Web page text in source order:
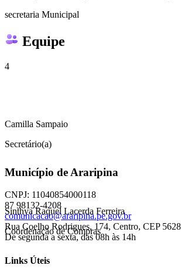
secretaria Municipal
Equipe
4
Camilla Sampaio
Secretário(a)
Sinthya Raquel Lacerda Ferreira
Coordenação de Compras
Município de Araripina
CNPJ: 11040854000118
87 98132-4208
comunicacao@araripina.pe.gov.br
Rua Coelho Rodrigues, 174, Centro, CEP
De segunda a sexta, das 08h às 14h
Links Úteis